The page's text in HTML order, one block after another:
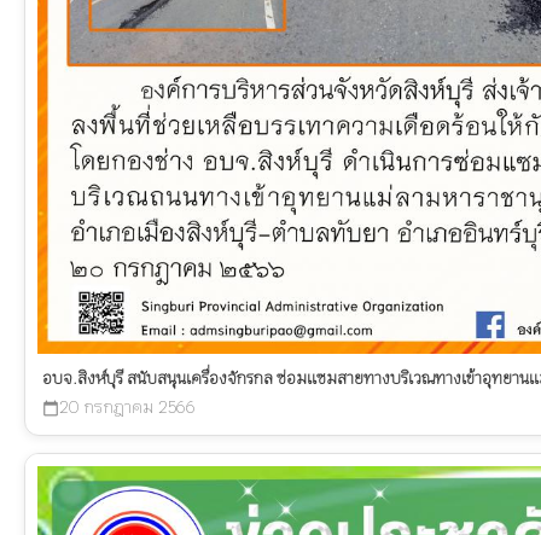
อบจ.สิงห์บุรี สนับสนุนเครื่องจักรกล ซ่อมแซมสายทางบริเวณทางเข้าอุทยาน
calendar_today20 กรกฎาคม 2566